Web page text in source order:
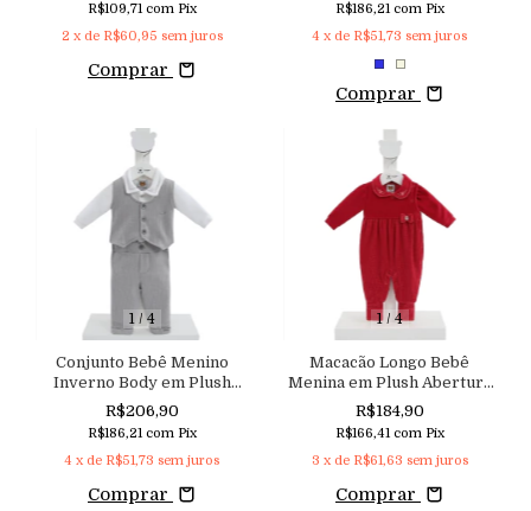
R$109,71 com Pix
2 x de R$60,95 sem juros
Comprar
R$186,21 com Pix
4 x de R$51,73 sem juros
Comprar
1/4
Conjunto Bebê Menino
Inverno Body em Plush
Calça e Colete em Cotelê
Peluciado Aconchego
R$206,90
R$186,21 com Pix
4 x de R$51,73 sem juros
Comprar
1/ 4
Macacão Longo Bebê
Menina em Plush Abertura
Lateral e com Gola Bordada
Aconchego
R$184,90
R$166,41 com Pix
3 x de R$61,63 sem juros
Comprar